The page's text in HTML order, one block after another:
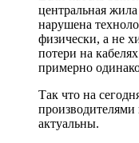
центральная
нарушена
физически, а не
потери на
примерно
Так что на
актуальны.